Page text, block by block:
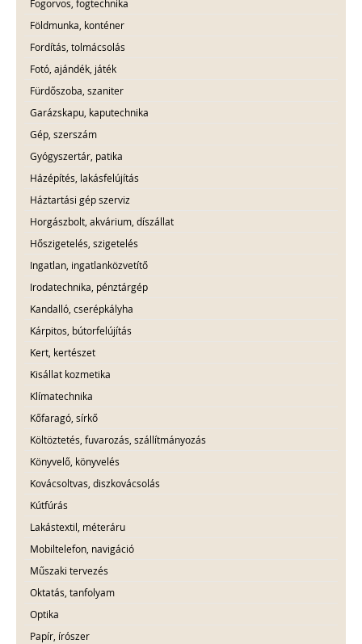
Fogorvos, fogtechnika
Földmunka, konténer
Fordítás, tolmácsolás
Fotó, ajándék, játék
Fürdőszoba, szaniter
Garázskapu, kaputechnika
Gép, szerszám
Gyógyszertár, patika
Házépítés, lakásfelújítás
Háztartási gép szerviz
Horgászbolt, akvárium, díszállat
Hőszigetelés, szigetelés
Ingatlan, ingatlanközvetítő
Irodatechnika, pénztárgép
Kandalló, cserépkályha
Kárpitos, bútorfelújítás
Kert, kertészet
Kisállat kozmetika
Klímatechnika
Kőfaragó, sírkő
Költöztetés, fuvarozás, szállítmányozás
Könyvelő, könyvelés
Kovácsoltvas, diszkovácsolás
Kútfúrás
Lakástextil, méteráru
Mobiltelefon, navigáció
Műszaki tervezés
Oktatás, tanfolyam
Optika
Papír, írószer